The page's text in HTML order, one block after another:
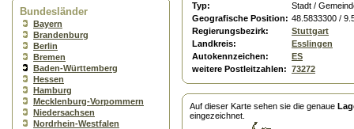
Bundesländer
Bayern
Brandenburg
Berlin
Bremen
Baden-Württemberg
Hessen
Hamburg
Mecklenburg-Vorpommern
Niedersachsen
Nordrhein-Westfalen
Typ:
Stadt /
Geografische Position: 48.5833300 /
Regierungsbezirk:
Stuttgart
Landkreis:
Esslingen
Autokennzeichen:
ES
weitere Postleitzahlen: 73272
Auf dieser Karte sehen sie die genaue
eingezeichnet.